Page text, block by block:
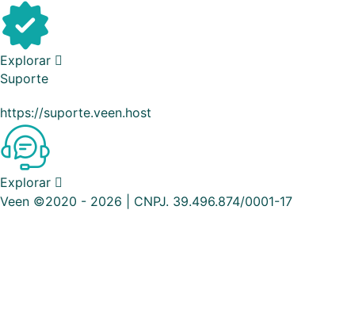
Explorar
Suporte
https://suporte.veen.host
Explorar
Veen ©2020 - 2026 | CNPJ. 39.496.874/0001-17